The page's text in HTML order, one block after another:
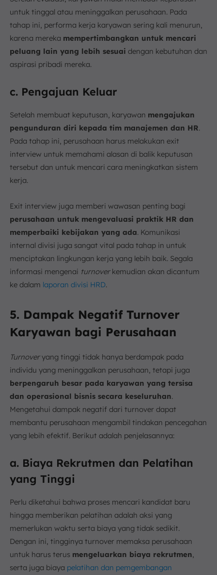
untuk tinggal atau meninggalkan perusahaan. Pada
tahap ini, performa kerja karyawan sering kali menurun,
karena mereka mempertimbangkan untuk mencari
peluang lain yang lebih sesuai dengan kebutuhan dan
aspirasi pribadi mereka.
c. Pengajuan Keluar
Setelah membuat keputusan, karyawan mengajukan
pengunduran diri kepada tim manajemen dan HR.
Pada tahap ini, perusahaan harus melakukan exit
interview untuk memahami alasan di balik keputusan
tersebut dan untuk mencari cara meningkatkan sistem
kerja.
Exit interview juga memberi wawasan penting bagi
perusahaan untuk mengevaluasi praktik HR dan
memperbaiki kebijakan yang ada. Komunikasi
internal divisi juga sangat vital pada tahap in untuk
menciptakan lingkungan kerja yang lebih baik. Segala
informasi mengenai turnoverkemudian akan dicantum
ke dalam laporan divisi HRD.
5. Dampak Negatif Turnover
Karyawan bagi Perusahaan
Turnoveryang tinggi tidak hanya berdampak pada
individu yang meninggalkan perusahaan, tetapi juga
berpengaruh besar pada karyawan yang tersisa
dan operasional bisnis secara keseluruhan.
Mengetahui dampak negatif dari turnover dapat
membantu perusahaan mengambil tindakan pencegahan
yang lebih efektif. Berikut adalah penjelasannya:
a. Biaya Rekrutmen dan Pelatihan
yang Tinggi
Perlu diketahui bahwa proses mencari kandidat baru
hingga memberikan pelatihan adalah aksi yang
memerlukan waktu serta biaya yang tidak sedikit.
Dengan ini, tingginya turnover memaksa perusahaan
untuk harus terus mengeluarkan biaya rekrutmen
serta juga biaya pelatihan dan pemgembangan